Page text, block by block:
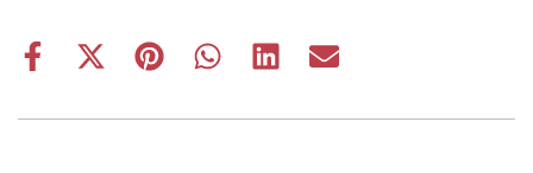
Share
Share
(Twitter)
Share Share Share Share